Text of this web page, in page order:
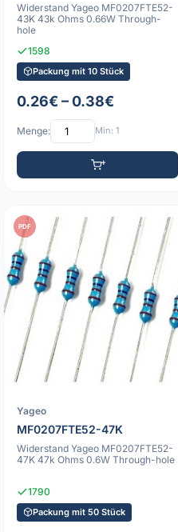
Widerstand Yageo MF0207FTE52-
43K 43k Ohms 0.66W Through-
hole
1598
Packung mit 10 Stück
0.26€ – 0.38€
Menge: Min: 1
PDF
Yageo
MF0207FTE52-47K
Widerstand Yageo MF0207FTE52-
47K 47k Ohms 0.6W Through-hole
1790
Packung mit 50 Stück